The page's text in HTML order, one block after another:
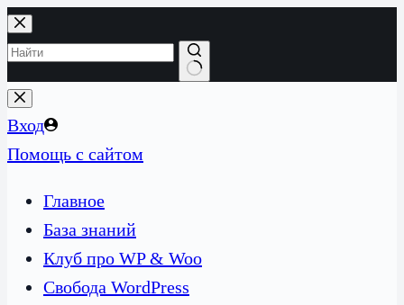
Перейти
к
сути
Ничего
не
найдено
Вход
Помощь с сайтом
Главное
База знаний
Клуб про WP & Woo
Свобода WordPress